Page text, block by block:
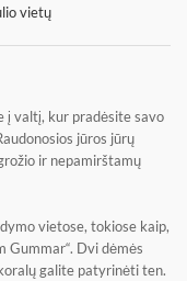
vietų
į valtį, kur pradėsite savo
jūros jūrų
ir nepamirštamų
vietose, tokiose kaip,
Gummar“. Dvi dėmės
galite patyrinėti ten.